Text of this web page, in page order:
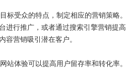
受众的特点，制定相应的营销策略。
进行推广，或者通过搜索引擎营销提高
容营销吸引潜在客户。
体验可以提高用户留存率和转化率。